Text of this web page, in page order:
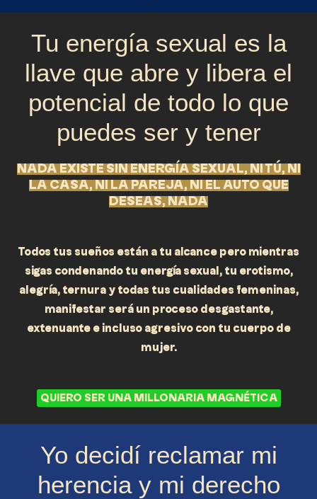
Tu energía sexual es la
llave que abre y libera el
potencial de todo lo que
puedes ser y tener
NADA EXISTE SIN ENERGÍA SEXUAL, NI TÚ, NI
LA CASA, NI LA PAREJA, NI EL AUTO QUE
DESEAS, NADA
Todos tus sueños están a tu alcance pero mientras
sigas condenando tu energía sexual, tu erotismo,
alegría, ternura y todas tus cualidades femeninas,
manifestar será un proceso desgastante,
extenuante e incluso agresivo con tu cuerpo de
mujer.
QUIERO SER UNA MILLONARIA MAGNÉTICA
Yo decidí reclamar mi
herencia y mi derecho